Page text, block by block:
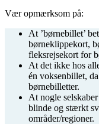
Vær opmærksom på:
At ’børnebillet’
børneklippekort,
fleksrejsekort for
At det ikke hos
én voksenbillet,
børnebilletter.
At nogle
blinde og stærkt
områder/regioner.